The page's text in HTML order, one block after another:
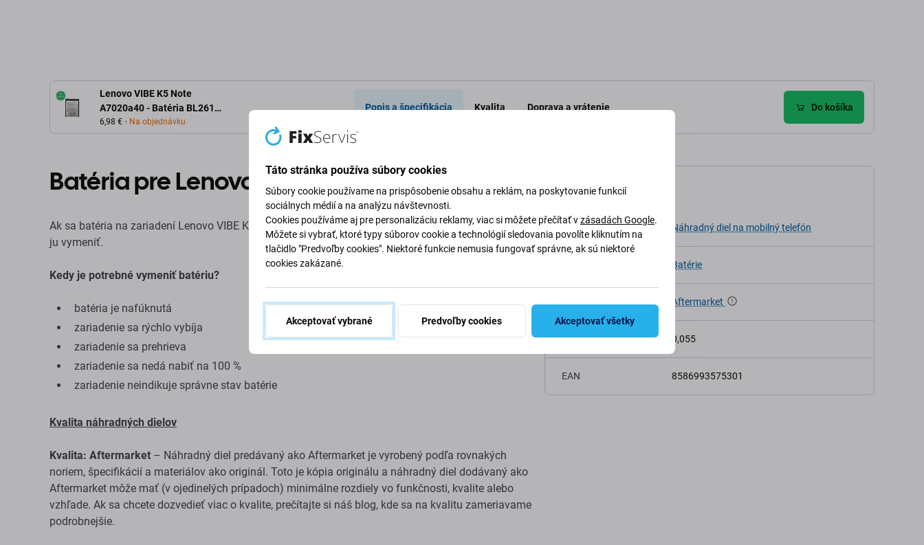
Lenovo VIBE K5 Note
A7020a40 - Batéria BL261
3500mAh
6,98 € Na objednávku
Popis a špecifikácia Kvalita Doprava a vrátenie Do košíka
Batéria pre Lenovo VIBE K5 Note A7020a40
Ak sa batéria na zariadení Lenovo VIBE K5 Note A7020a40 nafúkla alebo stratila kapacitu, je potrebné
ju vymeniť.
Kedy je potrebné vymeniť batériu?
batéria je nafúknutá
zariadenie sa rýchlo vybíja
zariadenie sa prehrieva
zariadenie sa nedá nabiť na 100 %
zariadenie neindikuje správne stav batérie
Kvalita náhradných dielov
Kvalita: Aftermarket – Náhradný diel predávaný ako Aftermarket je vyrobený podľa rovnakých
noriem, špecifikácií a materiálov ako originál. Toto je kópia originálu a náhradný diel dodávaný ako
Aftermarket môže mať (v ojedinelých prípadoch) minimálne rozdiely vo funkčnosti, kvalite alebo
vzhľade. Ak sa chcete dozvedieť viac o kvalite, prečítajte si náš blog, kde sa na kvalitu zameriavame
podrobnejšie.
Špecifikácia
Typ zariadenia Náhradný diel na mobilný telefón
Batérie
Aftermarket
Netto hmotnosť (kg) 0,055
EAN 8586993575301
Táto stránka používa súbory cookies
Súbory cookie používame na prispôsobenie obsahu a reklám, na poskytovanie funkcií
sociálnych médií a na analýzu návštevnosti.
Cookies používáme aj pre personalizáciu reklamy, viac si môžete přečítať vzásadách Google.
Môžete si vybrať, ktoré typy súborov cookie a technológií sledovania povolíte kliknutím na
tlačidlo "Predvoľby cookies". Niektoré funkcie nemusia fungovať správne, ak sú niektoré
cookies zakázané.
Akceptovať vybrané Predvoľby cookies Akceptovať všetky